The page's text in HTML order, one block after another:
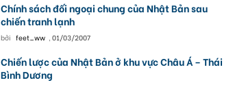
Chính sách đối ngoại chung của Nhật Bản sau
chiến tranh lạnh
bởi feet_ww , 01/03/2007
Chiến lược của Nhật Bản ở khu vực Châu Á – Thái
Bình Dương